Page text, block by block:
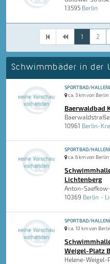
13595 Berlin
1 2
Schwimmbäder in der
SPORTBAD/
ca. 3 km von
Baerwaldbad
10961 Berlin-
SPORTBAD/
ca. 6 km von
Lichtenberg
Anton-
10369 Berlin -
SPORTBAD/
ca. 10 km von
Weigel-Platz
Helene-Weigel-